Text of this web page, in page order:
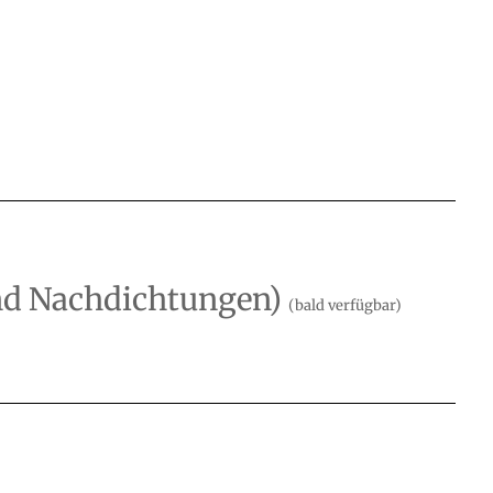
Nachdichtungen) (bald verfügbar)